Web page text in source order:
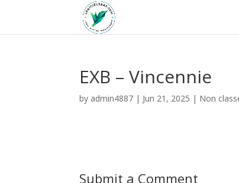
EXB – Vincennie
by admin4887 | Jun 21, 2025 | Non
Submit a Comment